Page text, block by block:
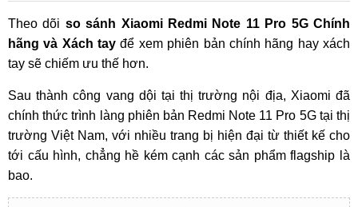
Theo dõi so sánh Xiaomi Redmi Note 11 Pro 5G Chính
hãng và Xách tay để xem phiên bản chính hãng hay xách
tay sẽ chiếm ưu thế hơn.
Sau thành công vang dội tại thị trường nội địa, Xiaomi đã
chính thức trình làng phiên bản Redmi Note 11 Pro 5G tại thị
trường Việt Nam, với nhiều trang bị hiện đại từ thiết kế cho
tới cấu hình, chẳng hề kém cạnh các sản phẩm flagship là
bao.